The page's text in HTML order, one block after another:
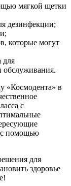
мягкой щетки
дезинфекции;
которые могут
для
обслуживания.
«Космодента» в
с
помощью
для
здоровье